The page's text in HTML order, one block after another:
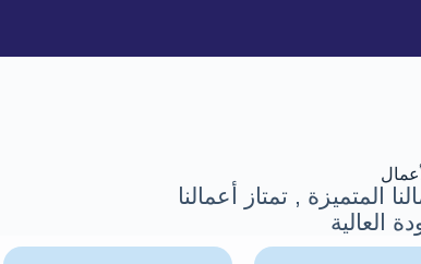
, تمتاز أعمالنا
العالية